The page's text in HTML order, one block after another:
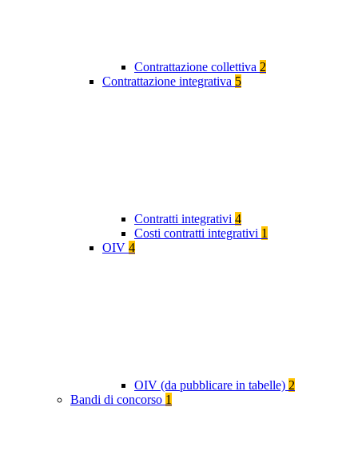
Contrattazione collettiva 2
Contrattazione integrativa 5
Contratti integrativi 4
Costi contratti integrativi 1
OIV 4
OIV (da pubblicare in tabelle) 2
Bandi di concorso 1